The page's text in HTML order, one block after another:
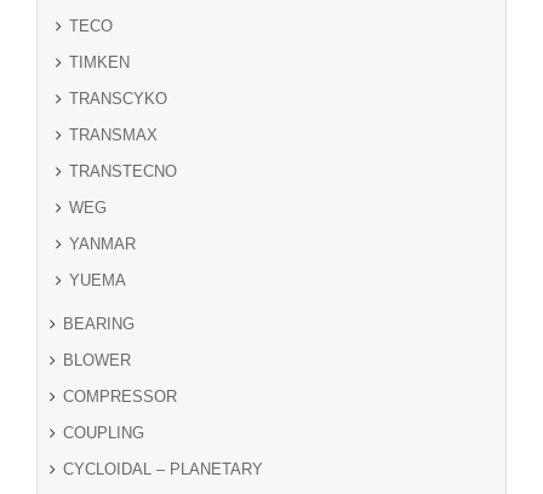
TECO
TIMKEN
TRANSCYKO
TRANSMAX
TRANSTECNO
WEG
YANMAR
YUEMA
BEARING
BLOWER
COMPRESSOR
COUPLING
CYCLOIDAL – PLANETARY